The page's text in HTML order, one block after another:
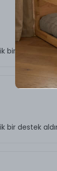
bir destek
bir destek